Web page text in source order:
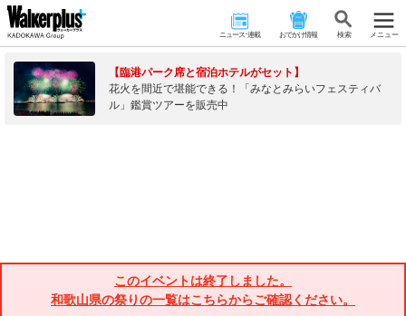
ニュース･連載 おでかけ情報 検 索 メニュー
【臨港パーク席と宿泊ホテルがセット】
花火を間近で堪能できる！「みなとみらいフェスティバ
ル」鑑賞ツアーを販売中
このイベントは終了しました。
和歌山県の祭りの一覧はこちらからご確認ください。